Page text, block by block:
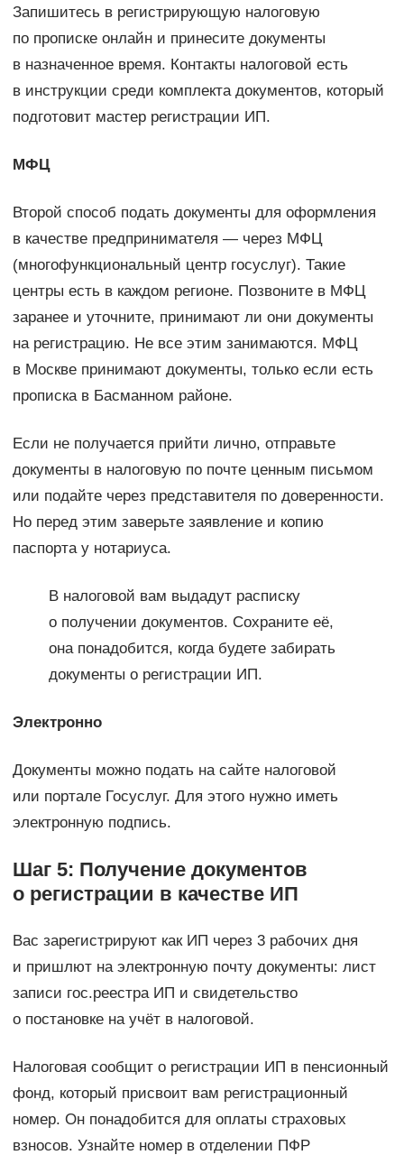
Запишитесь в регистрирующую налоговую
по прописке онлайн и принесите документы
в назначенное время. Контакты налоговой есть
в инструкции среди комплекта документов, который
подготовит мастер регистрации ИП.
МФЦ
Второй способ подать документы для оформления
в качестве предпринимателя — через МФЦ
(многофункциональный центр госуслуг). Такие
центры есть в каждом регионе. Позвоните в МФЦ
заранее и уточните, принимают ли они документы
на регистрацию. Не все этим занимаются. МФЦ
в Москве принимают документы, только если есть
прописка в Басманном районе.
Если не получается прийти лично, отправьте
документы в налоговую по почте ценным письмом
или подайте через представителя по доверенности.
Но перед этим заверьте заявление и копию
паспорта у нотариуса.
В налоговой вам выдадут расписку
о получении документов. Сохраните её,
она понадобится, когда будете забирать
документы о регистрации ИП.
Электронно
Документы можно подать на сайте налоговой
или портале Госуслуг. Для этого нужно иметь
электронную подпись.
Шаг 5: Получение документов
о регистрации в качестве ИП
Вас зарегистрируют как ИП через 3 рабочих дня
и пришлют на электронную почту документы: лист
записи гос.реестра ИП и свидетельство
о постановке на учёт в налоговой.
Налоговая сообщит о регистрации ИП в пенсионный
фонд, который присвоит вам регистрационный
номер. Он понадобится для оплаты страховых
взносов. Узнайте номер в отделении ПФР